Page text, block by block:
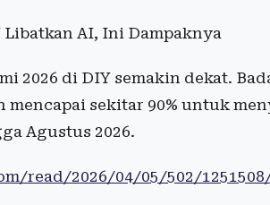
Libatkan AI, Ini Dampaknya
2026 di DIY semakin dekat.
mencapai sekitar 90% untuk
Agustus 2026.
read/2026/04/05/502/